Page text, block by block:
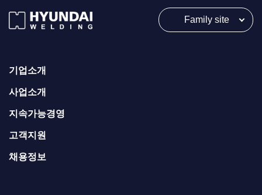
공
니
다
안
정
적
Family site
기업소개
사업소개
지속가능경영
고객지원
채용정보